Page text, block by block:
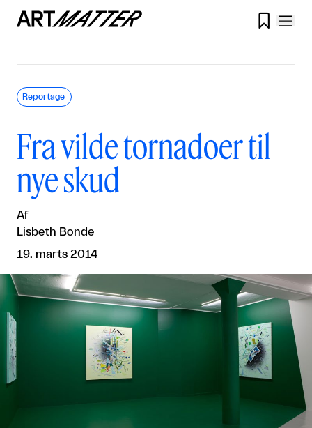

Fra vilde tornadoer til
nye skud
Af
Lisbeth Bonde
19. marts 2014
Reportage